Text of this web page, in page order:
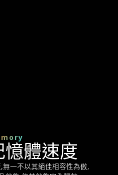
體速度
一不以其絕佳相容性為傲,